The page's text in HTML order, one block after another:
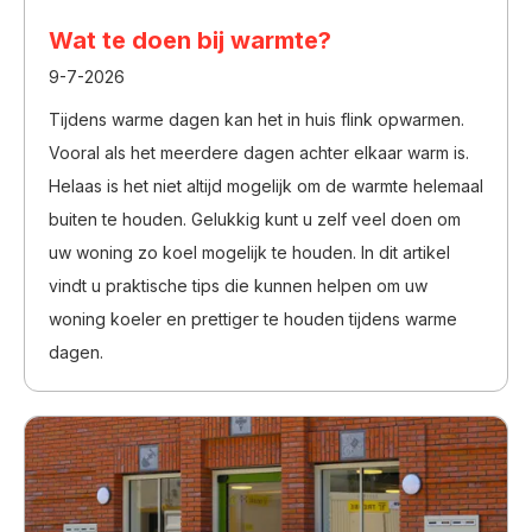
Wat te doen bij warmte?
9-7-2026
Tijdens warme dagen kan het in huis flink opwarmen.
Vooral als het meerdere dagen achter elkaar warm is.
Helaas is het niet altijd mogelijk om de warmte helemaal
buiten te houden. Gelukkig kunt u zelf veel doen om
uw woning zo koel mogelijk te houden. In dit artikel
vindt u praktische tips die kunnen helpen om uw
woning koeler en prettiger te houden tijdens warme
dagen.
Lees meer